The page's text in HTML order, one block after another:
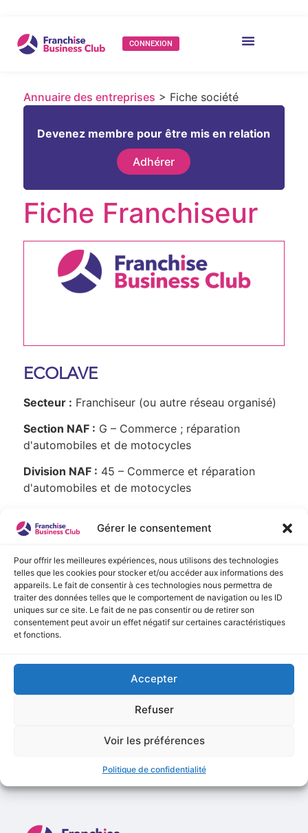
Gérer le consentement
Pour offrir les meilleures expériences, nous utilisons des technologies
telles que les cookies pour stocker et/ou accéder aux informations des
appareils. Le fait de consentir à ces technologies nous permettra de
traiter des données telles que le comportement de navigation ou les ID
uniques sur ce site. Le fait de ne pas consentir ou de retirer son
consentement peut avoir un effet négatif sur certaines caractéristiques
et fonctions.
Accepter
Refuser
Voir les préférences
Politique de confidentialité
CONNEXION
Annuaire des entreprises > Fiche société
Devenez membre pour être mis en relation
Adhérer
Fiche Franchiseur
ECOLAVE
Secteur : Franchiseur (ou autre réseau organisé)
Section NAF : G – Commerce ; réparation
d'automobiles et de motocycles
Division NAF : 45 – Commerce et réparation
d'automobiles et de motocycles
Aucune présentation n'est disponible
actuellement !
Aucune vidéo disponible.